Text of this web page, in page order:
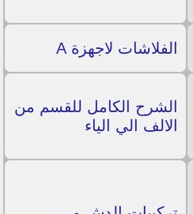
الفلاشات لاجهزة A
الشرح الكامل للقسم من
الالف الي الياء